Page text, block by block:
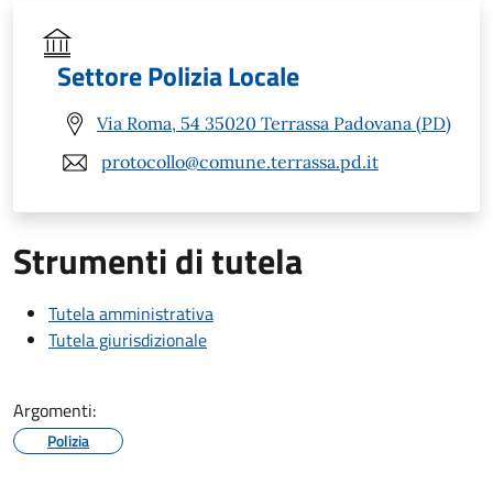
Settore Polizia Locale
Via Roma, 54 35020 Terrassa Padovana (PD)
protocollo@comune.terrassa.pd.it
Strumenti di tutela
Tutela amministrativa
Tutela giurisdizionale
Argomenti:
Polizia